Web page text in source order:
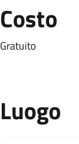
Costo
Gratuito
Luogo